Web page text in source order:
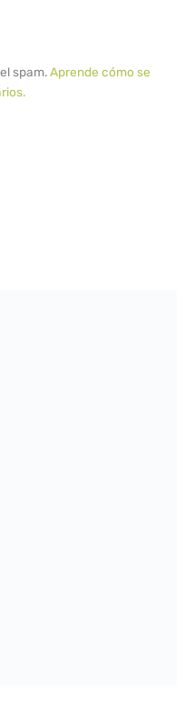
spam.Aprende cómo se